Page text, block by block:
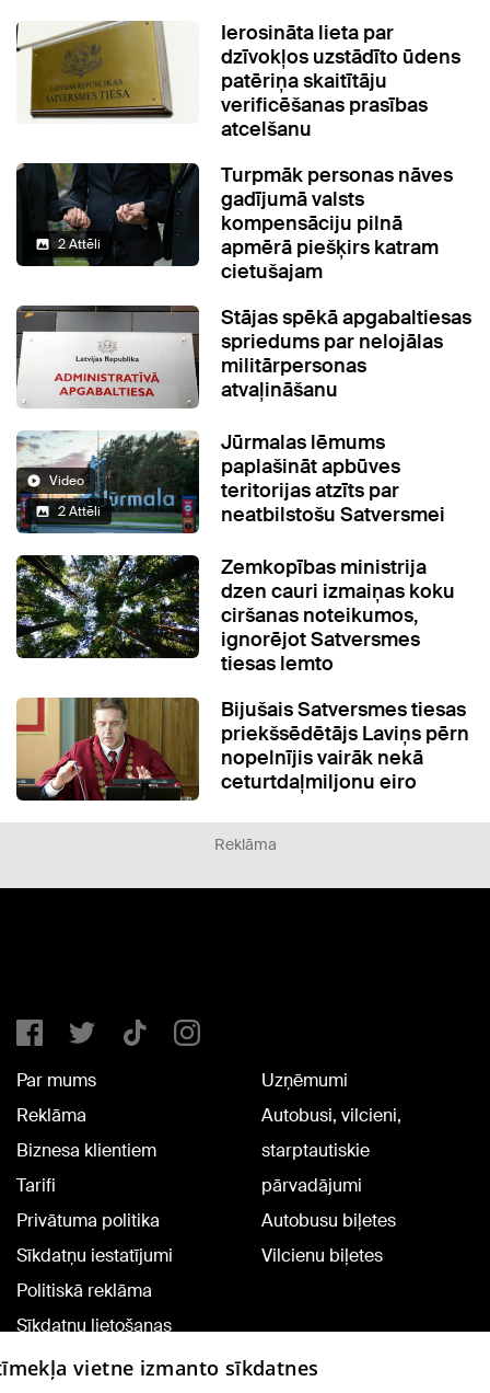
Ierosināta lieta par
dzīvokļos uzstādīto ūdens
patēriņa skaitītāju
verificēšanas prasības
atcelšanu
2 Attēli
Turpmāk personas nāves
gadījumā valsts
kompensāciju pilnā
apmērā piešķirs katram
cietušajam
Stājas spēkā apgabaltiesas
spriedums par nelojālas
militārpersonas
atvaļināšanu
Video
2 Attēli
Jūrmalas lēmums
paplašināt apbūves
teritorijas atzīts par
neatbilstošu Satversmei
Zemkopības ministrija
dzen cauri izmaiņas koku
ciršanas noteikumos,
ignorējot Satversmes
tiesas lemto
Bijušais Satversmes tiesas
priekšsēdētājs Laviņs pērn
nopelnījis vairāk nekā
ceturtdaļmiljonu eiro
Reklāma
Par mums
Reklāma
Biznesa klientiem
Tarifi
Privātuma politika
Sīkdatņu iestatījumi
Politiskā reklāma
Sīkdatņu lietošanas
noteikumi
Uzņēmumi
Autobusi, vilcieni,
starptautiskie
pārvadājumi
Autobusu biļetes
Vilcienu biļetes
vietne izmanto sīkdatnes